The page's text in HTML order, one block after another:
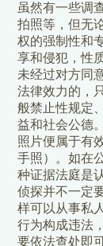
虽然有一些调
拍照等，但无
权的强制性和
享和侵犯，性
未经过对方同
法律效力的，
般禁止性规定
益和社会公德
照片便属于有
手照）。如在
种证据法庭是
侦探并不一定
样可以从事私
行为构成违法
要依法查处即